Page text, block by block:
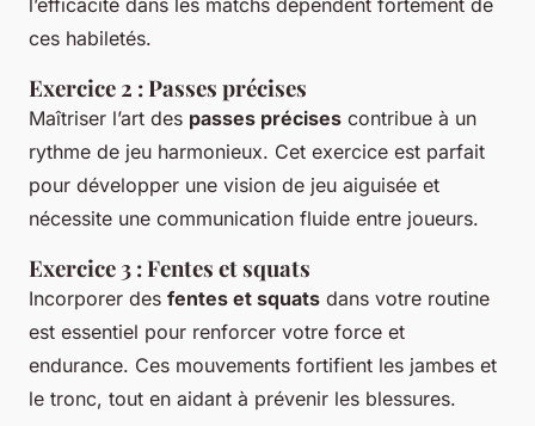
ces habiletés.
Exercice 2 : Passes précises
Maîtriser l’art des passes précises contribue à un
rythme de jeu harmonieux. Cet exercice est parfait
pour développer une vision de jeu aiguisée et
nécessite une communication fluide entre joueurs.
Exercice 3 : Fentes et squats
Incorporer des fentes et squats dans votre routine
est essentiel pour renforcer votre force et
endurance. Ces mouvements fortifient les jambes et
le tronc, tout en aidant à prévenir les blessures.